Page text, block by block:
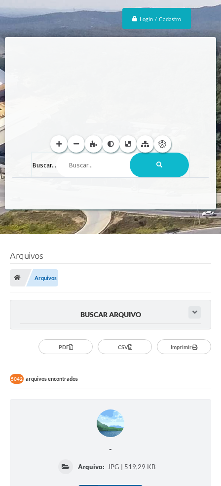
Login / Cadastro
Buscar...
Arquivos
Arquivos
BUSCAR ARQUIVO
PDF CSV Imprimir
5042 arquivos encontrados
-
Arquivo: JPG | 519,29 KB